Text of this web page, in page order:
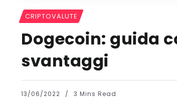
CRIPTOVALUTE
Dogecoin: guida
svantaggi
13/06/2022 3 Mins Read